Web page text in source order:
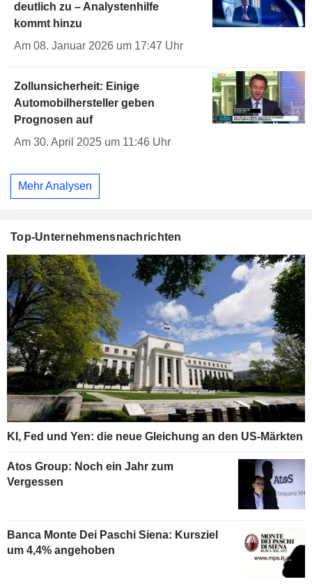
deutlich zu – Analystenhilfe
kommt hinzu
Am 08. Januar 2026 um 17:47 Uhr
Zollunsicherheit: Einige
Automobilhersteller geben
Prognosen auf
Am 30. April 2025 um 11:46 Uhr
Mehr Analysen
Top-Unternehmensnachrichten
KI, Fed und Yen: die neue Gleichung an den US-Märkten
Atos Group: Noch ein Jahr zum
Vergessen
Banca Monte Dei Paschi Siena: Kursziel
um 4,4% angehoben